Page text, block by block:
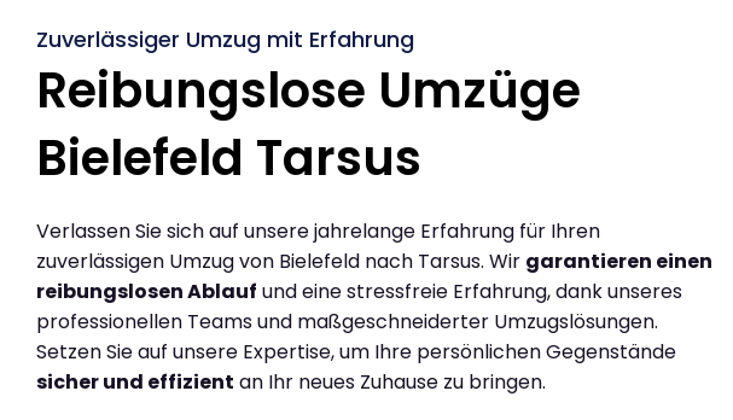
Zuverlässiger Umzug mit Erfahrung
Reibungslose Umzüge
Bielefeld Tarsus
Verlassen Sie sich auf unsere jahrelange Erfahrung für Ihren
zuverlässigen Umzug von Bielefeld nach Tarsus. Wir garantieren einen
reibungslosen Ablauf und eine stressfreie Erfahrung, dank unseres
professionellen Teams und maßgeschneiderter Umzugslösungen.
Setzen Sie auf unsere Expertise, um Ihre persönlichen Gegenstände
sicher und effizient an Ihr neues Zuhause zu bringen.